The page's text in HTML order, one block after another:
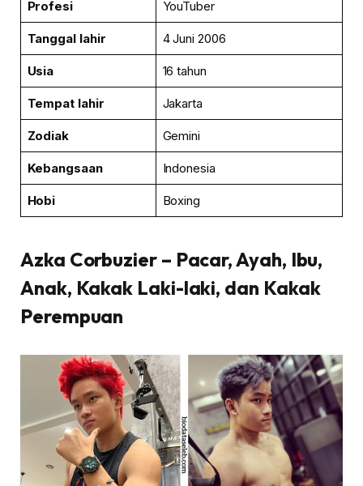
Profesi YouTuber
Tanggal lahir 4 Juni 2006
Usia 16 tahun
Tempat lahir Jakarta
Zodiak Gemini
Kebangsaan Indonesia
Hobi Boxing
Azka Corbuzier– Pacar, Ayah, Ibu,
Anak, Kakak Laki-laki, dan Kakak
Perempuan